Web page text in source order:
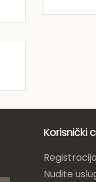
Korisnički
Registracija
Nudite